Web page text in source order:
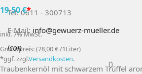
Tel: 0611 - 300713
E-Mail: info@gewuerz-mueller.de
icon
0
19,50 €*
inkl. 7% MwSt.
Grundpreis: (78,00 € /1Liter)
*ggf. zzgl.Versandkosten.
Traubenkernöl mit schwarzem Trüffel